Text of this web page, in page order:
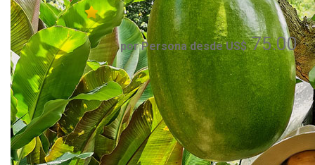
por Persona desde US$75.00